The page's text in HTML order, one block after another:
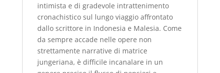
intimista e di gradevole intrattenimento
cronachistico sul lungo viaggio affrontato
dallo scrittore in Indonesia e Malesia. Come
da sempre accade nelle opere non
strettamente narrative di matrice
jungeriana, è difficile incanalare in un